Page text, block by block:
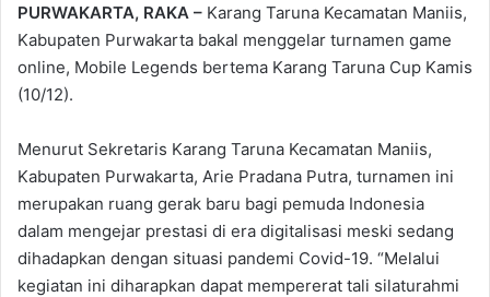
PURWAKARTA, RAKA – Karang Taruna Kecamatan Maniis,
Kabupaten Purwakarta bakal menggelar turnamen game
online, Mobile Legends bertema Karang Taruna Cup Kamis
(10/12).
Menurut Sekretaris Karang Taruna Kecamatan Maniis,
Kabupaten Purwakarta, Arie Pradana Putra, turnamen ini
merupakan ruang gerak baru bagi pemuda Indonesia
dalam mengejar prestasi di era digitalisasi meski sedang
dihadapkan dengan situasi pandemi Covid-19. “Melalui
kegiatan ini diharapkan dapat mempererat tali silaturahmi